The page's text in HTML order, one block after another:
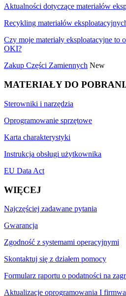
Aktualności dotyczące materiałów
Recykling materiałów
Czy moje materiały eksploatacyjne
OKI?
Zakup Części Zamiennych New
MATERIAŁY DO
Sterowniki i narzędzia
Oprogramowanie sprzętowe
Karta charakterystyki
Instrukcja obsługi użytkownika
EU Data Act
WIĘCEJ
Najczęściej zadawane pytania
Gwarancja
Zgodność z systemami operacyjnymi
Skontaktuj się z działem pomocy
Formularz raportu o podatności na
Aktualizacje oprogramowania I